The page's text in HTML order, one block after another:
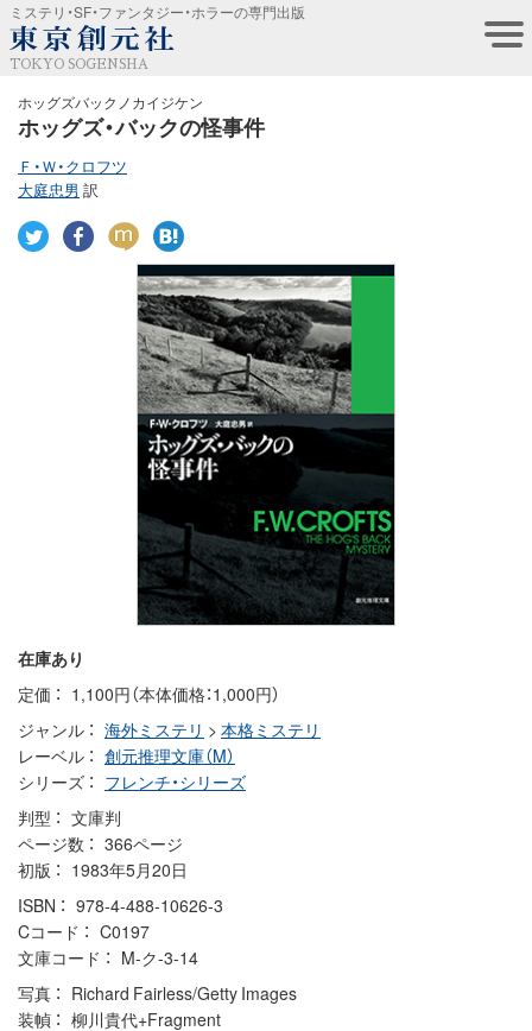
ミステリ・SF・ファンタジー・ホラーの専門出版
TOKYO SOGENSHA
ホッグズバックノカイジケン
ホッグズ・バックの怪事件
Ｆ・Ｗ・クロフツ
大庭忠男 訳
在庫あり
定価
1,100円（本体価格：1,000円）
ジャンル
海外ミステリ > 本格ミステリ
レーベル
創元推理文庫（M）
シリーズ
フレンチ・シリーズ
判型
文庫判
ページ数
366ページ
初版
1983年5月20日
ISBN
978-4-488-10626-3
Cコード
C0197
文庫コード
M-ク-3-14
写真
Richard Fairless/Getty Images
装幀
柳川貴代+Fragment